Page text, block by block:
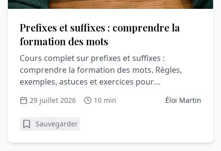
Prefixes et suffixes : comprendre la
formation des mots
Cours complet sur prefixes et suffixes :
comprendre la formation des mots. Règles,
exemples, astuces et exercices pour
29 juillet 2026 10 min Éloi Martin
Sauvegarder